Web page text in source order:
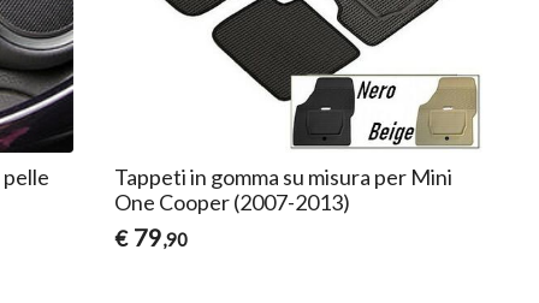
Tappeti in gomma su misura per Mini
One Cooper (2007-2013)
€ 79,90